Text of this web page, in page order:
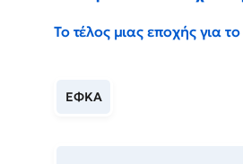
Το τέλος μιας εποχής για
ΕΦΚΑ